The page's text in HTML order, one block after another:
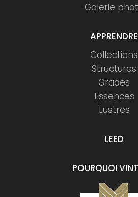
Galerie
APPRENDRE
Collections
Structures
Grades
Essences
Lustres
LEED
POURQUOI